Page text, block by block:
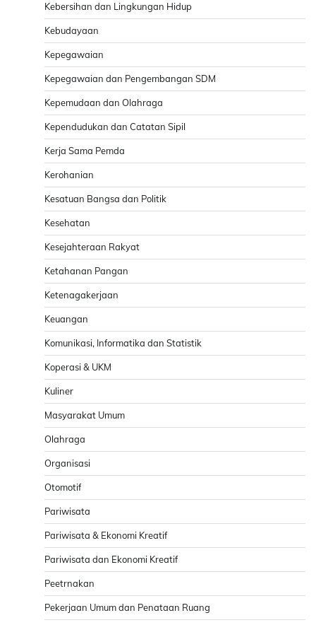
Kebersihan dan Lingkungan Hidup
Kebudayaan
Kepegawaian
Kepegawaian dan Pengembangan SDM
Kepemudaan dan Olahraga
Kependudukan dan Catatan Sipil
Kerja Sama Pemda
Kerohanian
Kesatuan Bangsa dan Politik
Kesehatan
Kesejahteraan Rakyat
Ketahanan Pangan
Ketenagakerjaan
Keuangan
Komunikasi, Informatika dan Statistik
Koperasi & UKM
Kuliner
Masyarakat Umum
Olahraga
Organisasi
Otomotif
Pariwisata
Pariwisata & Ekonomi Kreatif
Pariwisata dan Ekonomi Kreatif
Peetrnakan
Pekerjaan Umum dan Penataan Ruang